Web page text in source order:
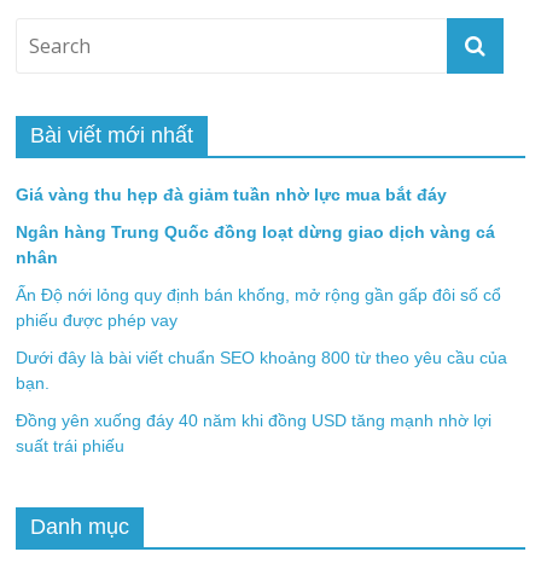
Bài viết mới nhất
Giá vàng thu hẹp đà giảm tuần nhờ lực mua bắt đáy
Ngân hàng Trung Quốc đồng loạt dừng giao dịch vàng cá
nhân
Ấn Độ nới lỏng quy định bán khống, mở rộng gần gấp đôi số cổ
phiếu được phép vay
Dưới đây là bài viết chuẩn SEO khoảng 800 từ theo yêu cầu của
bạn.
Đồng yên xuống đáy 40 năm khi đồng USD tăng mạnh nhờ lợi
suất trái phiếu
Danh mục